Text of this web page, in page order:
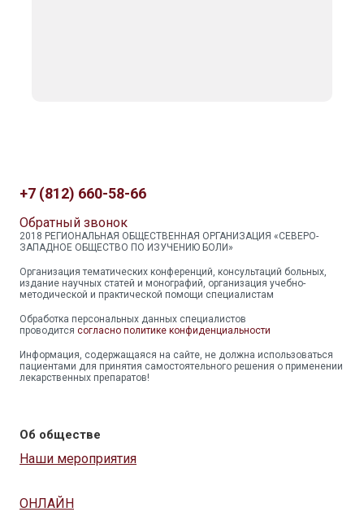
+7 (812) 660-58-66
Обратный звонок
2018 РЕГИОНАЛЬНАЯ ОБЩЕСТВЕННАЯ ОРГАНИЗАЦИЯ «СЕВЕРО-
ЗАПАДНОЕ ОБЩЕСТВО ПО ИЗУЧЕНИЮ БОЛИ»
Организация тематических конференций, консультаций больных,
издание научных статей и монографий, организация учебно-
методической и практической помощи специалистам
Обработка персональных данных специалистов
проводится согласно политике конфиденциальности
Информация, содержащаяся на сайте, не должна использоваться
пациентами для принятия самостоятельного решения о применении
лекарственных препаратов!
Об обществе
Наши мероприятия
ОНЛАЙН